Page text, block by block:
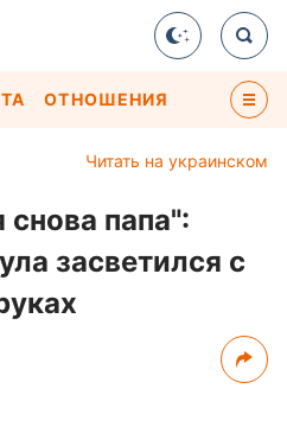
ОТНОШЕНИЯ
Читать на украинском
снова папа":
засветился с